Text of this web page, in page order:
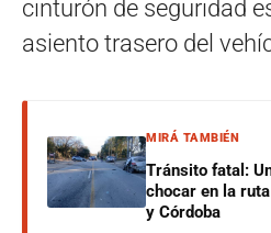
cinturón de seguridad
asiento trasero del
MIRÁ TAMBIÉN
Tránsito fatal:
chocar en la
y Córdoba